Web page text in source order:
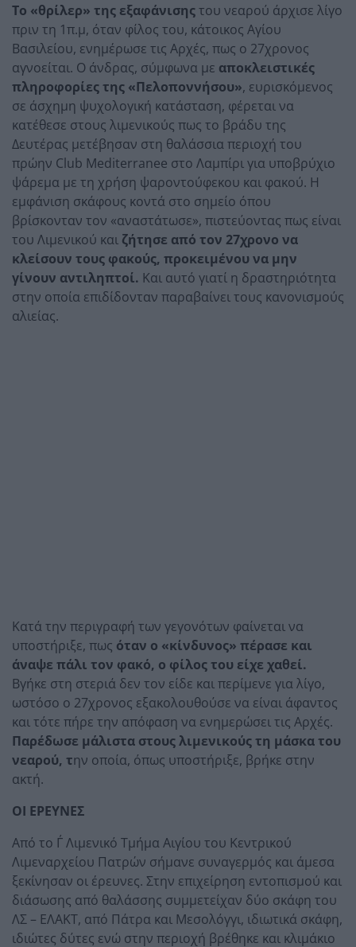
Το «θρίλερ» της εξαφάνισηςτου νεαρού άρχισε λίγο
πριν τη 1π.μ, όταν φίλος του, κάτοικος Αγίου
Βασιλείου, ενημέρωσε τις Αρχές, πως ο 27χρονος
αγνοείται. Ο άνδρας, σύμφωνα με αποκλειστικές
πληροφορίες της «Πελοποννήσου», ευρισκόμενος
σε άσχημη ψυχολογική κατάσταση, φέρεται να
κατέθεσε στους λιμενικούς πως το βράδυ της
Δευτέρας μετέβησαν στη θαλάσσια περιοχή του
πρώην Club Mediterranee στο Λαμπίρι για υποβρύχιο
ψάρεμα με τη χρήση ψαροντούφεκου και φακού. Η
εμφάνιση σκάφους κοντά στο σημείο όπου
βρίσκονταν τον «αναστάτωσε», πιστεύοντας πως είναι
του Λιμενικού και ζήτησε από τον 27χρονο να
κλείσουν τους φακούς, προκειμένου να μην
γίνουν αντιληπτοί. Και αυτό γιατί η δραστηριότητα
στην οποία επιδίδονταν παραβαίνει τους κανονισμούς
αλιείας.
Κατά την περιγραφή των γεγονότων φαίνεται να
υποστήριξε, πως όταν ο «κίνδυνος» πέρασε και
άναψε πάλι τον φακό, ο φίλος του είχε χαθεί.
Βγήκε στη στεριά δεν τον είδε και περίμενε για λίγο,
ωστόσο ο 27χρονος εξακολουθούσε να είναι άφαντος
και τότε πήρε την απόφαση να ενημερώσει τις Αρχές.
Παρέδωσε μάλιστα στους λιμενικούς τη μάσκα του
νεαρού, την οποία, όπως υποστήριξε, βρήκε στην
ακτή.
ΟΙ ΕΡΕΥΝΕΣ
Από το Γ΄ Λιμενικό Τμήμα Αιγίου του Κεντρικού
Λιμεναρχείου Πατρών σήμανε συναγερμός και άμεσα
ξεκίνησαν οι έρευνες. Στην επιχείρηση εντοπισμού και
διάσωσης από θαλάσσης συμμετείχαν δύο σκάφη του
ΛΣ – ΕΛΑΚΤ, από Πάτρα και Μεσολόγγι, ιδιωτικά σκάφη,
ιδιώτες δύτες ενώ στην περιοχή βρέθηκε και κλιμάκιο